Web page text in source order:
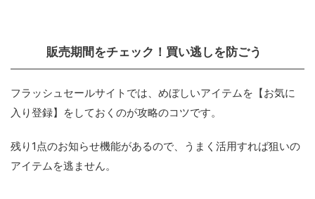
販売期間をチェック！買い逃しを防ごう
フラッシュセールサイトでは、めぼしいアイテムを【お気に
入り登録】をしておくのが攻略のコツです。
残り1点のお知らせ機能があるので、うまく活用すれば狙いの
アイテムを逃ません。